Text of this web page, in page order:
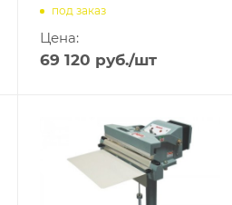
под заказ
Цена:
69 120 руб./шт